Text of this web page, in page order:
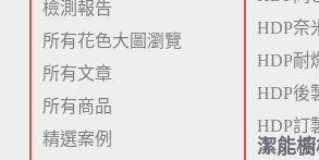
檢測報告
所有花色大圖瀏覽
所有文章
所有商品
精選案例
HDP奈
HDP耐
HDP後
HDP訂
潔能櫥